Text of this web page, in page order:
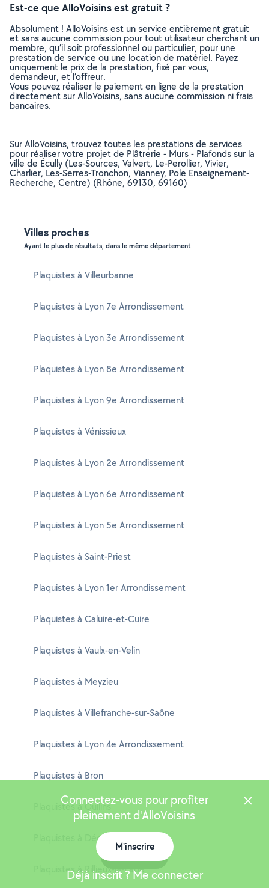
Est-ce que AlloVoisins est gratuit ?
Absolument ! AlloVoisins est un service entièrement gratuit
et sans aucune commission pour tout utilisateur cherchant un
membre, qu’il soit professionnel ou particulier, pour une
prestation de service ou une location de matériel. Payez
uniquement le prix de la prestation, fixé par vous,
demandeur, et l’offreur.
Vous pouvez réaliser le paiement en ligne de la prestation
directement sur AlloVoisins, sans aucune commission ni frais
bancaires.
Sur AlloVoisins, trouvez toutes les prestations de services
pour réaliser votre projet de Plâtrerie - Murs - Plafonds sur la
ville de Écully (Les-Sources, Valvert, Le-Perollier, Vivier,
Charlier, Les-Serres-Tronchon, Vianney, Pole Enseignement-
Recherche, Centre) (Rhône, 69130, 69160)
Villes proches
Ayant le plus de résultats, dans le même département
Plaquistes à Villeurbanne
Plaquistes à Lyon 7e Arrondissement
Plaquistes à Lyon 3e Arrondissement
Plaquistes à Lyon 8e Arrondissement
Plaquistes à Lyon 9e Arrondissement
Plaquistes à Vénissieux
Plaquistes à Lyon 2e Arrondissement
Plaquistes à Lyon 6e Arrondissement
Plaquistes à Lyon 5e Arrondissement
Plaquistes à Saint-Priest
Plaquistes à Lyon 1er Arrondissement
Plaquistes à Caluire-et-Cuire
Plaquistes à Vaulx-en-Velin
Plaquistes à Meyzieu
Plaquistes à Villefranche-sur-Saône
Plaquistes à Lyon 4e Arrondissement
Plaquistes à Bron
Plaquistes à Oullins
Plaquistes à Décines-Charpieu
Plaquistes à Rillieux-la-Pape
Connectez-vous pour profiter
pleinement d'AlloVoisins
M'inscrire
Déjà inscrit ? Me connecter